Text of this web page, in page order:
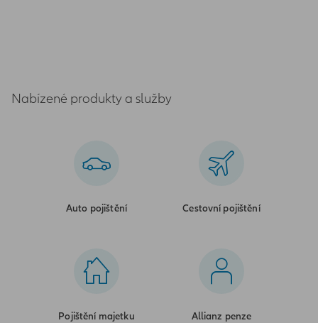
Nabízené produkty a služby
Auto pojištění Cestovní pojištění
Pojištění majetku Allianz penze